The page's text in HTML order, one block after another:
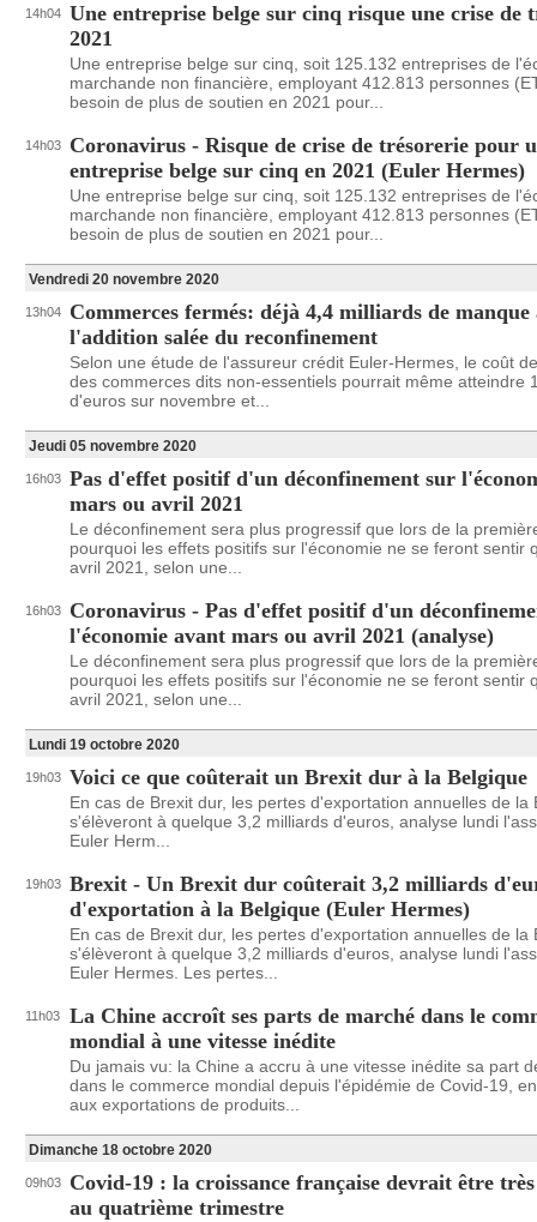
14h04 Une entreprise belge sur cinq risque une crise de
2021
Une entreprise belge sur cinq, soit 125.132 entreprises de
marchande non financière, employant 412.813 personnes
besoin de plus de soutien en 2021 pour...
14h03
Coronavirus - Risque de crise de trésorerie pour
entreprise belge sur cinq en 2021 (Euler Hermes)
Une entreprise belge sur cinq, soit 125.132 entreprises de
marchande non financière, employant 412.813 personnes
besoin de plus de soutien en 2021 pour...
Vendredi 20 novembre 2020
13h04
Commerces fermés: déjà 4,4 milliards de manque
l'addition salée du reconfinement
Selon une étude de l'assureur crédit Euler-Hermes, le coût
des commerces dits non-essentiels pourrait même atteindre
d'euros sur novembre et...
Jeudi 05 novembre 2020
16h03 Pas d'effet positif d'un déconfinement sur
mars ou avril 2021
Le déconfinement sera plus progressif que lors de la
pourquoi les effets positifs sur l'économie ne se feront sentir
avril 2021, selon une...
16h03
Coronavirus - Pas d'effet positif d'un
l'économie avant mars ou avril 2021 (analyse)
Le déconfinement sera plus progressif que lors de la
pourquoi les effets positifs sur l'économie ne se feront sentir
avril 2021, selon une...
Lundi 19 octobre 2020
19h03 Voici ce que coûterait un Brexit dur à la Belgique
En cas de Brexit dur, les pertes d'exportation annuelles de la
s'élèveront à quelque 3,2 milliards d'euros, analyse lundi
Euler Herm...
19h03 Brexit - Un Brexit dur coûterait 3,2 milliards
d'exportation à la Belgique (Euler Hermes)
En cas de Brexit dur, les pertes d'exportation annuelles de la
s'élèveront à quelque 3,2 milliards d'euros, analyse lundi
Euler Hermes. Les pertes...
11h03
La Chine accroît ses parts de marché dans le
mondial à une vitesse inédite
Du jamais vu: la Chine a accru à une vitesse inédite sa part
dans le commerce mondial depuis l'épidémie de Covid-19,
aux exportations de produits...
Dimanche 18 octobre 2020
09h03
Covid-19 : la croissance française devrait être très
au quatrième trimestre